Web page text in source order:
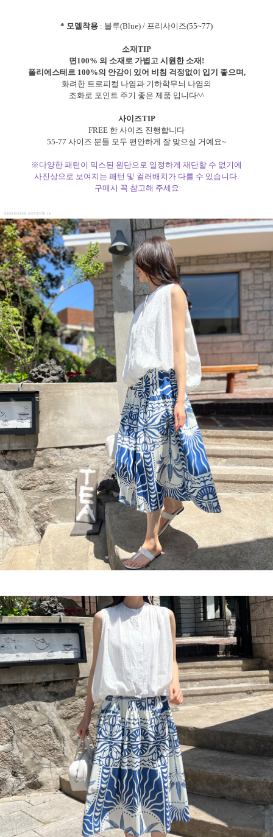
* 모델착용 : 블루(Blue) / 프리사이즈(55~77)
소재TIP
면100% 의 소재로 가볍고 시원한 소재!
폴리에스테르 100%의 안감이 있어 비침 걱정없이 입기 좋으며,
화려한 트로피컬 나염과 기하학무늬 나염의
조화로 포인트 주기 좋은 제품 입니다^^
사이즈TIP
FREE 한 사이즈 진행합니다
55-77 사이즈 분들 모두 편안하게 잘 맞으실 거예요~
※다양한 패턴이 믹스된 원단으로 일정하게 재단할 수 없기에
사진상으로 보여지는 패턴 및 컬러배치가 다를 수 있습니다.
구매시 꼭 참고해 주세요